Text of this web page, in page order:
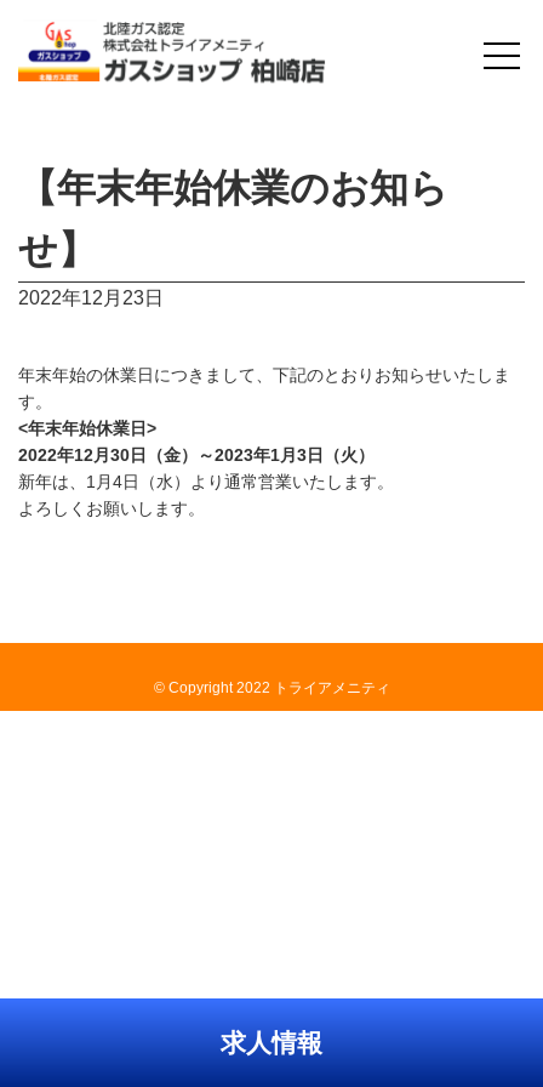
求人情報
【年末年始休業のお知ら
せ】
2022年12月23日
年末年始の休業日につきまして、下記のとおりお知らせいたしま
す。
<年末年始休業日>
2022年12月30日（金）～2023年1月3日（火）
新年は、1月4日（水）より通常営業いたします。
よろしくお願いします。
© Copyright 2022 トライアメニティ